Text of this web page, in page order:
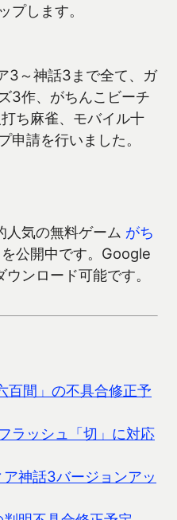
プします。
3～神話3まで全て、ガ
3作、がちんこビーチ
ち麻雀、モバイル十
申請を行いました。
気の無料ゲーム がち
を公開中です。Google
ンロード可能です。
百間」の不具合修正予
ラッシュ「切」に対応
神話3バージョンアッ